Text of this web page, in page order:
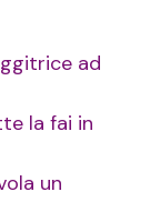
ad
la fai in
un